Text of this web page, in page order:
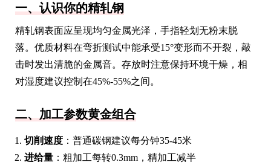
一、认识你的精轧钢
精轧钢表面应呈现均匀金属光泽，手指轻划无粉末脱
落。优质材料在弯折测试中能承受15°变形而不开裂，敲
击时发出清脆的金属音。存放时注意保持环境干燥，相
对湿度建议控制在45%-55%之间。
二、加工参数黄金组合
切削速度 ：普通碳钢建议每分钟35-45米
进给量 ：粗加工每转0.3mm，精加工减半